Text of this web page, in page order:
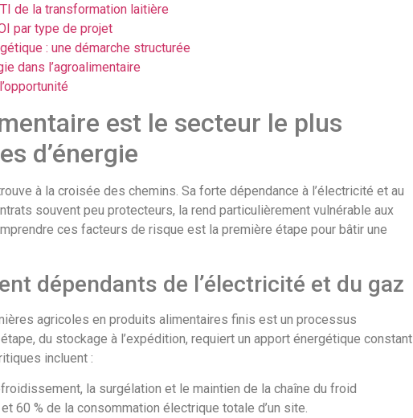
de la transformation laitière
par type de projet
: une démarche structurée
dans l’agroalimentaire
est le secteur le plus
d’énergie
à la croisée des chemins. Sa forte dépendance à l’électricité et au
souvent peu protecteurs, la rend particulièrement vulnérable aux
ces facteurs de risque est la première étape pour bâtir une
dépendants de l’électricité et du gaz
agricoles en produits alimentaires finis est un processus
du stockage à l’expédition, requiert un apport énergétique constant
incluent :
la surgélation et le maintien de la chaîne du froid
60 % de la consommation électrique totale d’un site.